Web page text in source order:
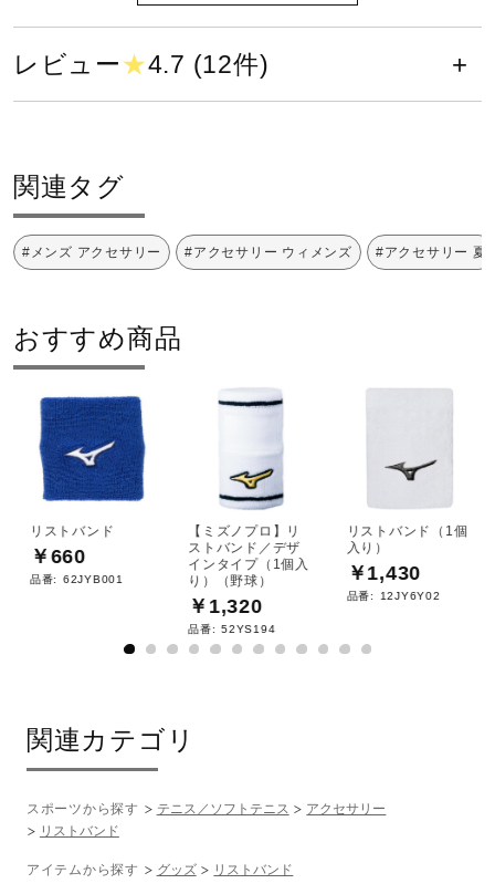
健康／エクササイズ
メディカル
その他
サポート
ポリエステル、綿、その他
発売シーズン
2024年春夏
レビュー★4.7 (12件)
関連タグ
#メンズ アクセサリー #アクセサリー ウィメンズ #アクセサリー 夏
おすすめ商品
リストバンド
￥660
品番: 62JYB001
【ミズノプロ】リ
ストバンド／デザ
インタイプ（1個入
り）（野球）
￥1,320
品番: 52YS194
リストバンド（1個
入り）
￥1,430
品番: 12JY6Y02
関連カテゴリ
スポーツから探す テニス／ソフトテニス
アクセサリー
リストバンド
アイテムから探す グッズ リストバンド